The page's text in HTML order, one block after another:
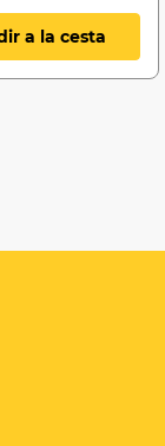
a la cesta